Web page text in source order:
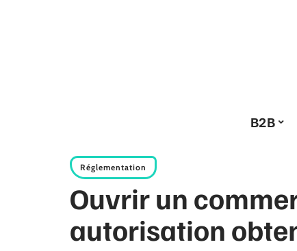
B2B
Réglementation
Ouvrir un
autorisation